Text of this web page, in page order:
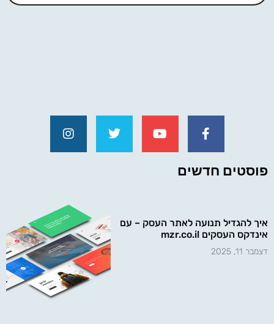
פוסטים חדשים
איך להגדיל תנועה לאתר העסק – עם
אינדקס העסקים mzr.co.il
דצמבר 11, 2025